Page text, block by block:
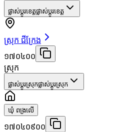
ផ្លាស់ប្តូរខេត្តផ្លាស់ប្តូរខេត្ត
ស្រុក ជីក្រែង
១៧០៤០០
ស្រុក
ផ្លាស់ប្តូរស្រុកផ្លាស់ប្តូរស្រុក
ឃុំ ពង្រលើ
១៧០៤០៩០០